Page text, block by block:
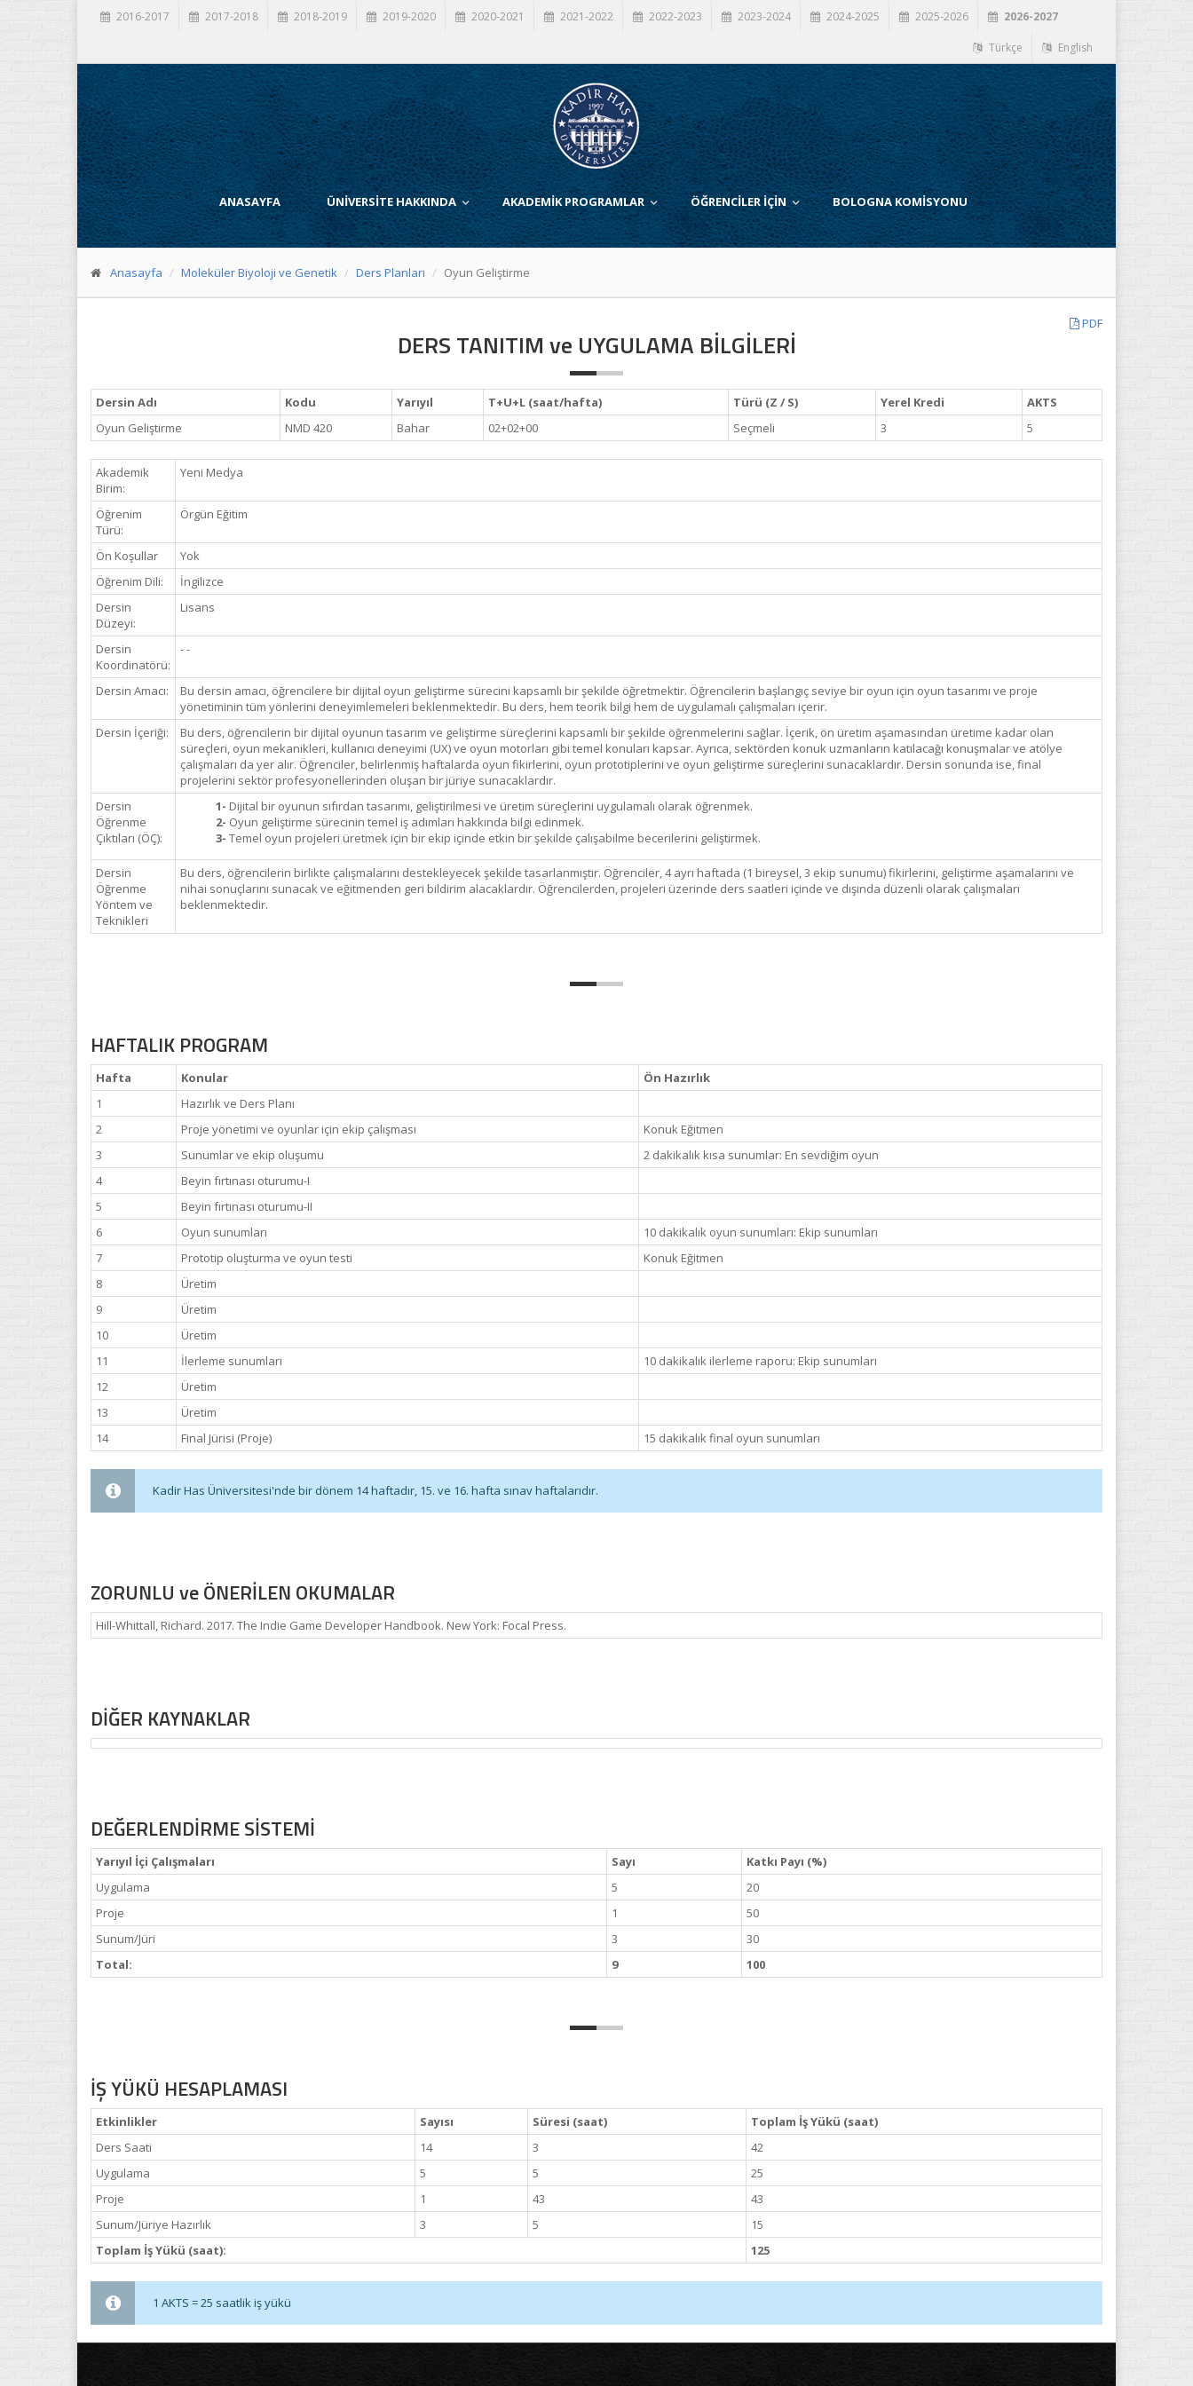
2016-2017 2017-2018 2018-2019 2019-2020 2020-2021 2021-2022 2022-2023 2023-2024 2024-2025 2025-2026 2026-2027
Türkçe English
ANASAYFA ÜNİVERSİTE HAKKINDA AKADEMİK PROGRAMLAR ÖĞRENCİLER İÇİN BOLOGNA KOMİSYONU
Anasayfa Moleküler Biyoloji ve Genetik Ders Planları Oyun Geliştirme
PDF
DERS TANITIM ve UYGULAMA BİLGİLERİ
Dersin Adı Kodu Yarıyıl T+U+L (saat/hafta) Türü (Z / S) Yerel Kredi
AKTS
Oyun Geliştirme
NMD 420 Bahar 02+02+00 Seçmeli 3 5
Akademik
Birim:
Yeni Medya
Öğrenim
Türü:
Örgün Eğitim
Ön Koşullar
Yok
Öğrenim Dili:
İngilizce
Dersin
Düzeyi:
Lisans
Dersin
Koordinatörü:
- -
Dersin Amacı:
Bu dersin amacı, öğrencilere bir dijital oyun geliştirme sürecini kapsamlı bir şekilde öğretmektir. Öğrencilerin başlangıç seviye bir oyun için oyun tasarımı ve proje
yönetiminin tüm yönlerini deneyimlemeleri beklenmektedir. Bu ders, hem teorik bilgi hem de uygulamalı çalışmaları içerir.
Dersin İçeriği:
Bu ders, öğrencilerin bir dijital oyunun tasarım ve geliştirme süreçlerini kapsamlı bir şekilde öğrenmelerini sağlar. İçerik, ön üretim aşamasından üretime kadar olan
süreçleri, oyun mekanikleri, kullanıcı deneyimi (UX) ve oyun motorları gibi temel konuları kapsar. Ayrıca, sektörden konuk uzmanların katılacağı konuşmalar ve atölye
çalışmaları da yer alır. Öğrenciler, belirlenmiş haftalarda oyun fikirlerini, oyun prototiplerini ve oyun geliştirme süreçlerini sunacaklardır. Dersin sonunda ise, final
projelerini sektör profesyonellerinden oluşan bir jüriye sunacaklardır.
Dersin
Öğrenme
Çıktıları (ÖÇ):
1- Dijital bir oyunun sıfırdan tasarımı, geliştirilmesi ve üretim süreçlerini uygulamalı olarak öğrenmek.
2- Oyun geliştirme sürecinin temel iş adımları hakkında bilgi edinmek.
3- Temel oyun projeleri üretmek için bir ekip içinde etkin bir şekilde çalışabilme becerilerini geliştirmek.
Dersin
Öğrenme
Yöntem ve
Teknikleri
Bu ders, öğrencilerin birlikte çalışmalarını destekleyecek şekilde tasarlanmıştır. Öğrenciler, 4 ayrı haftada (1 bireysel, 3 ekip sunumu) fikirlerini, geliştirme aşamalarını ve
nihai sonuçlarını sunacak ve eğitmenden geri bildirim alacaklardır. Öğrencilerden, projeleri üzerinde ders saatleri içinde ve dışında düzenli olarak çalışmaları
beklenmektedir.
HAFTALIK PROGRAM
Hafta Konular
Ön Hazırlık
1
Hazırlık ve Ders Planı
2
Proje yönetimi ve oyunlar için ekip çalışması
Konuk Eğitmen
3
Sunumlar ve ekip oluşumu
2 dakikalık kısa sunumlar: En sevdiğim oyun
4
Beyin fırtınası oturumu-I
5
Beyin fırtınası oturumu-II
6
Oyun sunumları
10 dakikalık oyun sunumları: Ekip sunumları
7
Prototip oluşturma ve oyun testi
Konuk Eğitmen
8
Üretim
9
Üretim
10
Üretim
11
İlerleme sunumları
10 dakikalık ilerleme raporu: Ekip sunumları
12
Üretim
13
Üretim
14
Final Jürisi (Proje) 15 dakikalık final oyun sunumları
Kadir Has Üniversitesi'nde bir dönem 14 haftadır, 15. ve 16. hafta sınav haftalarıdır.
ZORUNLU ve ÖNERİLEN OKUMALAR
Hill-Whittall, Richard. 2017. The Indie Game Developer Handbook. New York: Focal Press.
DİĞER KAYNAKLAR
DEĞERLENDİRME SİSTEMİ
Yarıyıl İçi Çalışmaları Sayı
Katkı Payı (%)
Uygulama
5
20
Proje
1
50
Sunum/Jüri
3
30
Total:
9 100
İŞ YÜKÜ HESAPLAMASI
Etkinlikler Sayısı Süresi (saat)
Toplam İş Yükü (saat)
Ders Saati
14 3
42
Uygulama
5 5
25
Proje
1 43
43
Sunum/Jüriye Hazırlık
3 5
15
Toplam İş Yükü (saat):
125
1 AKTS = 25 saatlik iş yükü